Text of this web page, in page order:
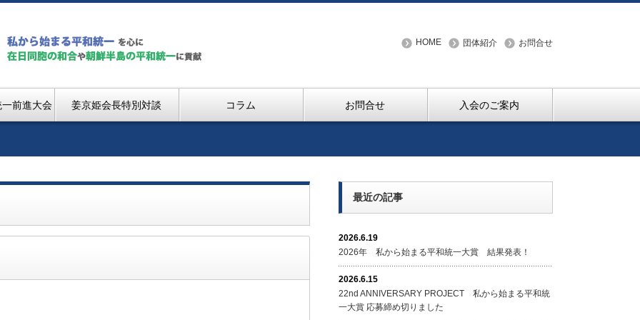
HOME 団体紹介 お問合せ
前進大会 姜京姫会長特別対談 コラム お問合せ 入会のご案内
最近の記事
2026.6.19
2026年 私から始まる平和統一大賞 結果発表！
2026.6.15
22nd ANNIVERSARY PROJECT 私から始まる平和統
一大賞 応募締め切りました